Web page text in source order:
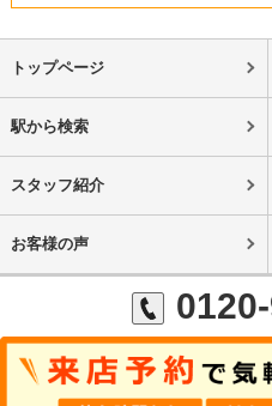
トップページ
駅から検索
スタッフ紹介
お客様の声